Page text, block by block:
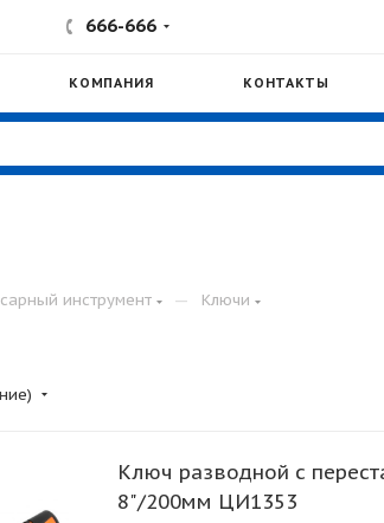
666-666
КОМПАНИЯ КОНТАКТЫ
инструмент — Ключи
Ключ разводной с
8"/200мм ЦИ1353